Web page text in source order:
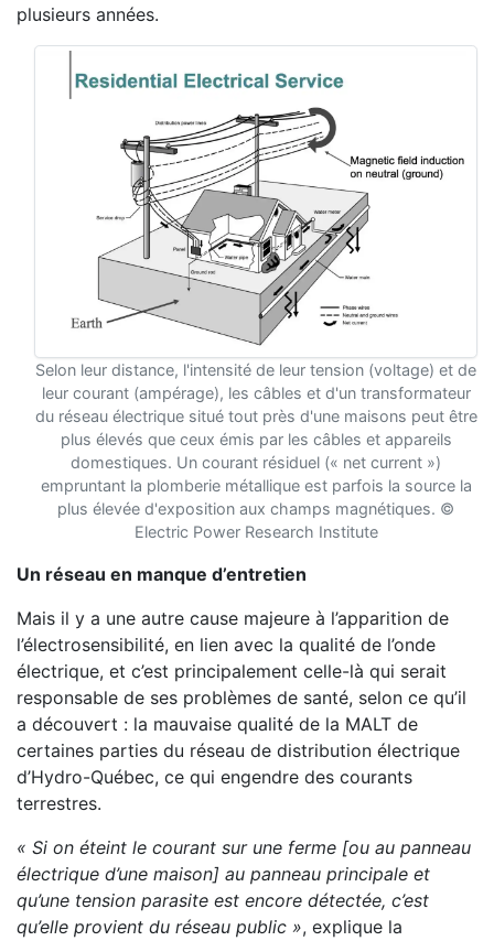
plusieurs années.
Selon leur distance, l'intensité de leur tension (voltage) et de
leur courant (ampérage), les câbles et d'un transformateur
du réseau électrique situé tout près d'une maisons peut être
plus élevés que ceux émis par les câbles et appareils
domestiques. Un courant résiduel (« net current »)
empruntant la plomberie métallique est parfois la source la
plus élevée d'exposition aux champs magnétiques. ©
Electric Power Research Institute
Un réseau en manque d’entretien
Mais il y a une autre cause majeure à l’apparition de
l’électrosensibilité, en lien avec la qualité de l’onde
électrique, et c’est principalement celle-là qui serait
responsable de ses problèmes de santé, selon ce qu’il
a découvert : la mauvaise qualité de la MALT de
certaines parties du réseau de distribution électrique
d’Hydro-Québec, ce qui engendre des courants
terrestres.
« Si on éteint le courant sur une ferme [ou au panneau
électrique d’une maison] au panneau principale et
qu’une tension parasite est encore détectée, c’est
qu’elle provient du réseau public », explique la